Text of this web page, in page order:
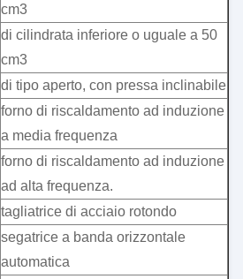
cm3
di cilindrata inferiore o uguale a 50
cm3
di tipo aperto, con pressa inclinabile
forno di riscaldamento ad induzione
a media frequenza
forno di riscaldamento ad induzione
ad alta frequenza.
tagliatrice di acciaio rotondo
segatrice a banda orizzontale
automatica